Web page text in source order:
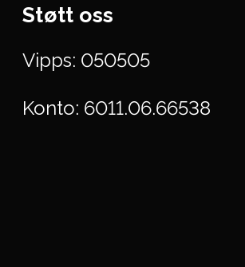
Støtt oss
Vipps: 050505
Konto: 6011.06.66538